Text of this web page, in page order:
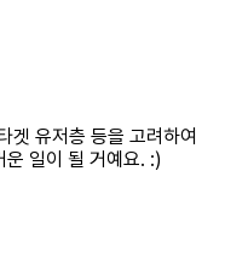
겟 유저층 등을 고려하여
일이 될 거예요. :)